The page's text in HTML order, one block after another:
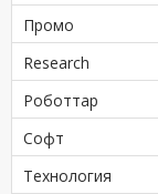
Промо
Research
Роботтар
Софт
Технология